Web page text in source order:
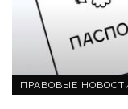
ПРАВОВЫЕ